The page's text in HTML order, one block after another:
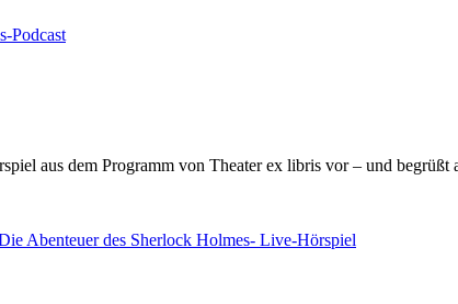
aus dem Programm von Theater ex libris vor – und begrüßt